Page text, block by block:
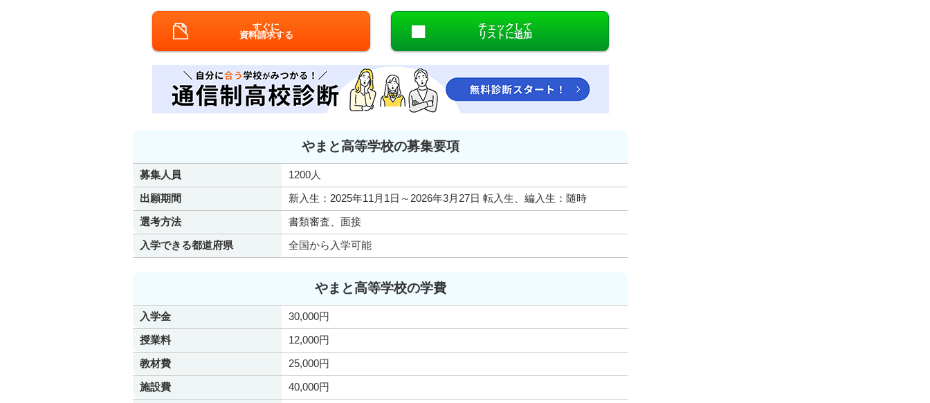
すぐに
資料請求する
チェックして
リストに追加
やまと高等学校の募集要項
募集人員
1200人
出願期間
新入生：2025年11月1日～2026年3月27日 転入生、編入生：随時
選考方法
書類審査、面接
入学できる都道府県
全国から入学可能
やまと高等学校の学費
入学金
30,000円
授業料
12,000円
教材費
25,000円
施設費
40,000円